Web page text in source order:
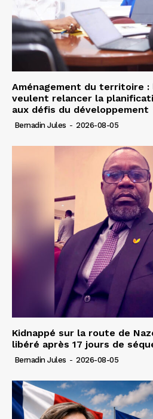
Aménagement du territoire :
veulent relancer la
aux défis du développement
Bernadin Jules - 2026-08-05
Kidnappé sur la route de
libéré après 17 jours de
Bernadin Jules - 2026-08-05